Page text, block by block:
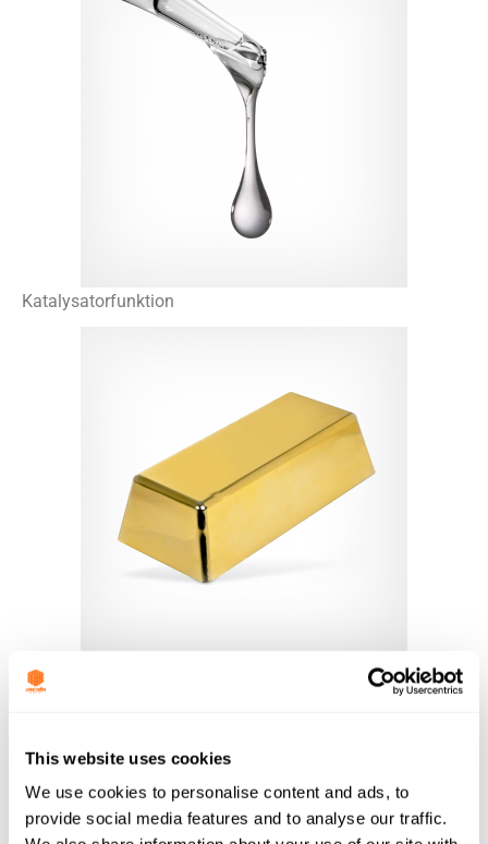
This website uses cookies
We use cookies to personalise content and ads, to
provide social media features and to analyse our traffic.
Katalysatorfunktion
Utvinning av guld